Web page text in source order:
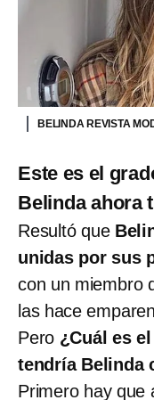
BELINDA REVISTA
Este es el
Belinda ahora
Resultó que
unidas por sus
con un miembro
las hace
Pero ¿Cuál es
tendría Belinda
Primero hay que